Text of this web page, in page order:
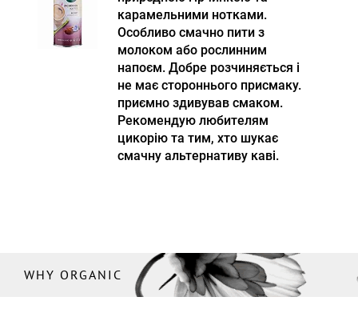
карамельними нотками.
Особливо смачно пити з
молоком або рослинним
напоєм. Добре розчиняється і
не має стороннього присмаку.
приємно здивував смаком.
Рекомендую любителям
цикорію та тим, хто шукає
смачну альтернативу каві.
WHY ORGANIC